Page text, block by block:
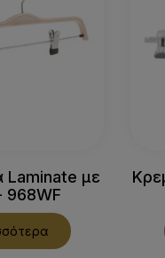
Laminate με
968WF